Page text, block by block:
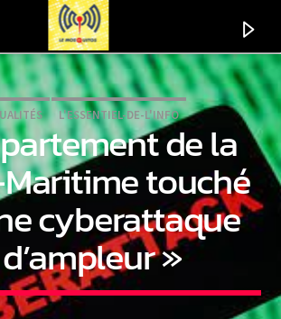
L'ESSENTIEL-DE-L'INFO
de la
touché
cyberattaque
»